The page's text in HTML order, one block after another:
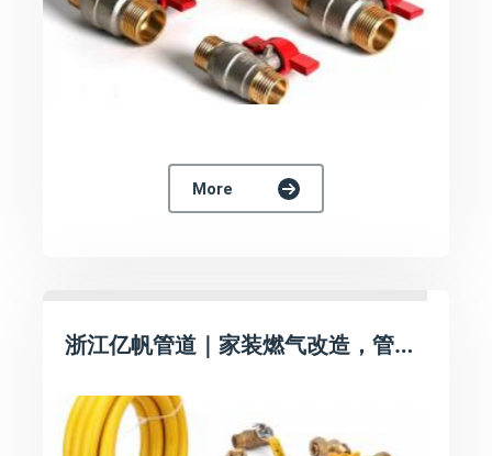
More
浙江亿帆管道｜家装燃气改造，管件选不对，再贵灶具也白搭